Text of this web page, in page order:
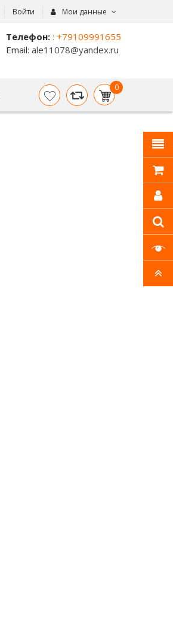
Войти Мои данные
Телефон: : +79109991655
Email: ale11078@yandex.ru
0
item(s)
- 0